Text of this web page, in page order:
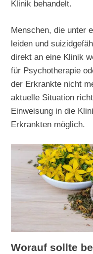
Klinik behandelt.
Menschen, die unter
leiden und
direkt an eine Klinik
für Psychotherapie
der Erkrankte nicht
aktuelle Situation
Einweisung in die
Erkrankten möglich.
Worauf sollte